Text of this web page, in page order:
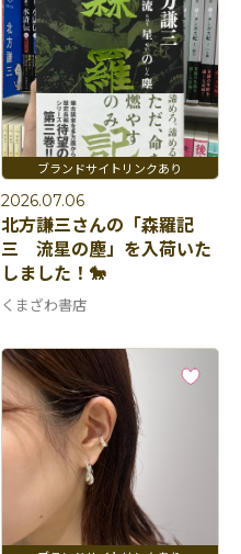
2026.07.06
北方謙三さんの「森羅記
三 流星の塵」を入荷いた
しました！🐎
くまざわ書店